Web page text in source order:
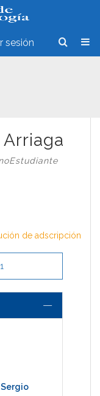
sesión
de adscripción
1